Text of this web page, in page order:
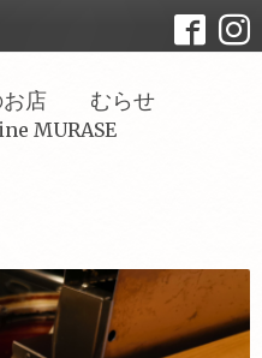
お店 むらせ
MURASE